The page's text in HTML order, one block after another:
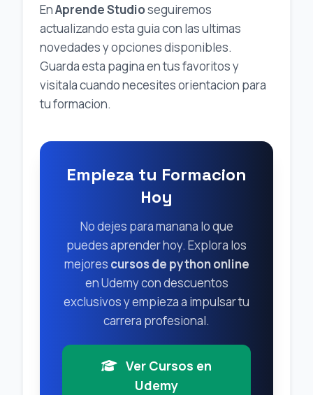
EnAprende Studioseguiremos
actualizando esta guia con las ultimas
novedades y opciones disponibles.
Guarda esta pagina en tus favoritos y
visitala cuando necesites orientacion para
tu formacion.
Empieza tu Formacion
Hoy
No dejes para manana lo que
puedes aprender hoy. Explora los
mejores cursos de python online
en Udemy con descuentos
exclusivos y empieza a impulsar tu
carrera profesional.
Ver Cursos en
Udemy